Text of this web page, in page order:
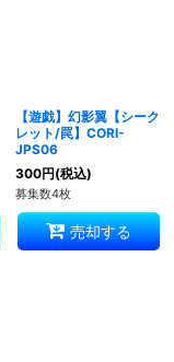
【遊戯】幻影翼【シーク
レット/罠】CORI-
JPS06
300円(税込)
募集数4枚
売却する